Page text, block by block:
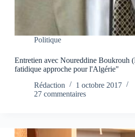
Politique
Entretien avec Noureddine Boukrouh
fatidique approche pour l'Algérie"
Rédaction
1 octobre 2017
27 commentaires